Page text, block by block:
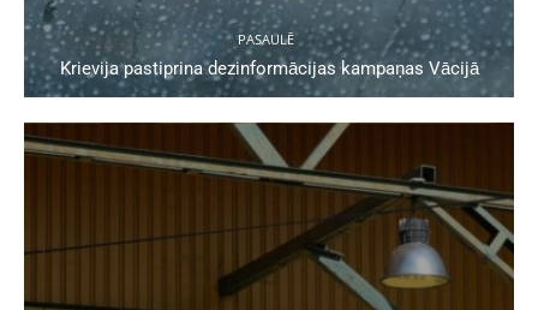
PASAULĒ
Krievija pastiprina dezinformācijas kampaņas Vācijā